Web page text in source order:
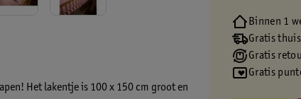
Het lakentje is 100 x 150 cm groot en
Binnen 1
Gratis
Gratis
Gratis